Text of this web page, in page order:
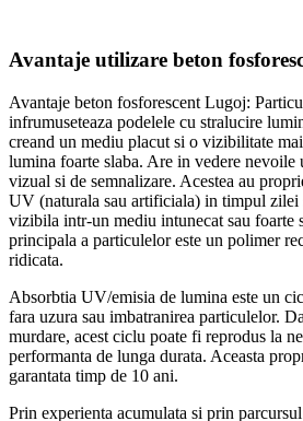
Avantaje utilizare beton
Avantaje beton fosforescent Lugoj:
infrumuseteaza podelele cu stralucire
creand un mediu placut si o vizibilitate
lumina foarte slaba. Are in vedere
vizual si de semnalizare. Acestea au
UV (naturala sau artificiala) in timpul zilei
vizibila intr-un mediu intunecat sau foarte
principala a particulelor este un polimer
ridicata.
Absorbtia UV/emisia de lumina este un
fara uzura sau imbatranirea particulelor.
murdare, acest ciclu poate fi reprodus la
performanta de lunga durata. Aceasta
garantata timp de 10 ani.
Prin experienta acumulata si prin